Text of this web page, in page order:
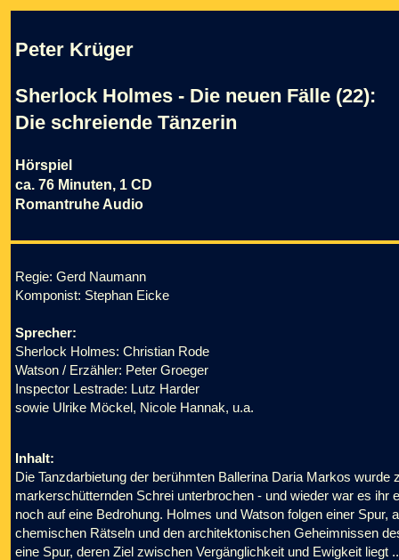
Peter Krüger
Sherlock Holmes - Die neuen Fälle (22):
Die schreiende Tänzerin
Hörspiel
ca. 76 Minuten, 1 CD
Romantruhe Audio
Regie: Gerd Naumann
Komponist: Stephan Eicke
Sprecher:
Sherlock Holmes: Christian Rode
Watson / Erzähler: Peter Groeger
Inspector Lestrade: Lutz Harder
sowie Ulrike Möckel, Nicole Hannak, u.a.
Inhalt:
Die Tanzdarbietung der berühmten Ballerina Daria Markos wurde
markerschütternden Schrei unterbrochen - und wieder war es ihr
noch auf eine Bedrohung. Holmes und Watson folgen einer
chemischen Rätseln und den architektonischen Geheimnissen
eine Spur, deren Ziel zwischen Vergänglichkeit und Ewigkeit liegt